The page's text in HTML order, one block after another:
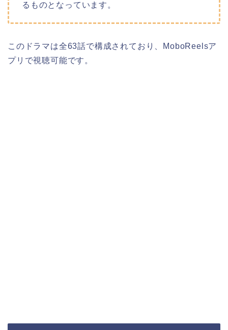
るものとなっています。
このドラマは全63話で構成されており、MoboReelsア
プリで視聴可能です。